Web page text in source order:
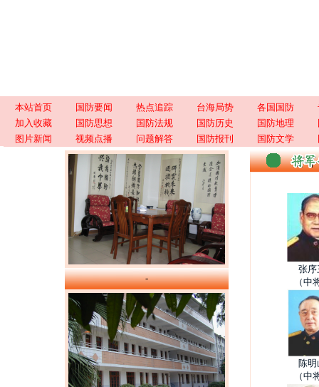
本站首页 国防要闻 热点追踪 台海局势 各国国防
加入收藏
国防思想 国防法规 国防历史 国防地理
图片新闻
视频点播 问题解答 国防报刊 国防文学
-
张序
（中
陈明
（中